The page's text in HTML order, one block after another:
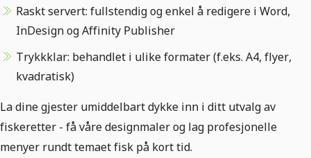
Raskt servert: fullstendig og enkel å redigere i Word,
InDesign og Affinity Publisher
Trykkklar: behandlet i ulike formater (f.eks. A4, flyer,
kvadratisk)
La dine gjester umiddelbart dykke inn i ditt utvalg av
fiskeretter - få våre designmaler og lag profesjonelle
menyer rundt temaet fisk på kort tid.